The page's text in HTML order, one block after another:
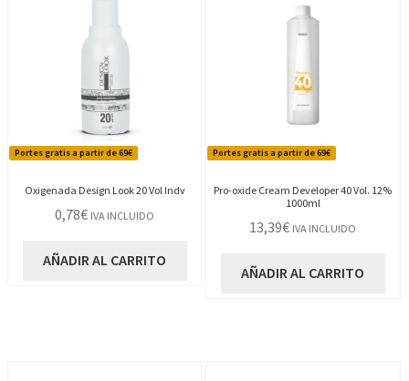
Portes gratis a partir de 69€
Oxigenada Design Look 20 Vol Indv
0,78€ IVA INCLUIDO
AÑADIR AL CARRITO
Portes gratis a partir de 69€
Pro-oxide Cream Developer 40 Vol. 12%
1000ml
13,39€ IVA INCLUIDO
AÑADIR AL CARRITO